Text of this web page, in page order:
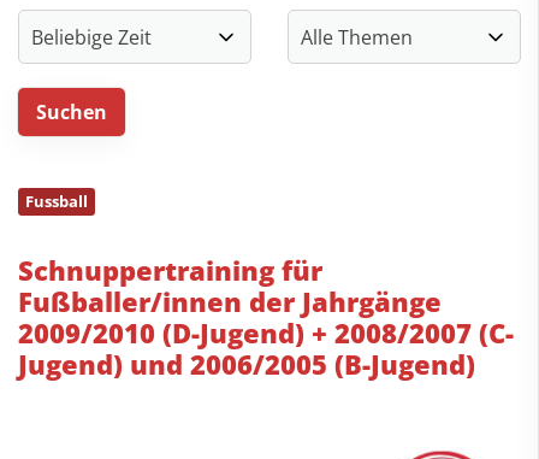
Fussball
Schnuppertraining für
Fußballer/innen der Jahrgänge
2009/2010 (D-Jugend) + 2008/2007 (C-
Jugend) und 2006/2005 (B-Jugend)